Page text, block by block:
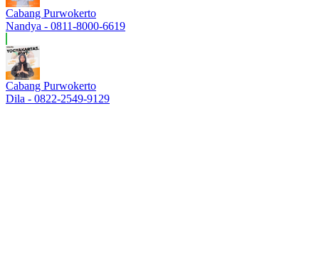
Cabang Purwokerto
Nandya - 0811-8000-6619
Cabang Purwokerto
Dila - 0822-2549-9129